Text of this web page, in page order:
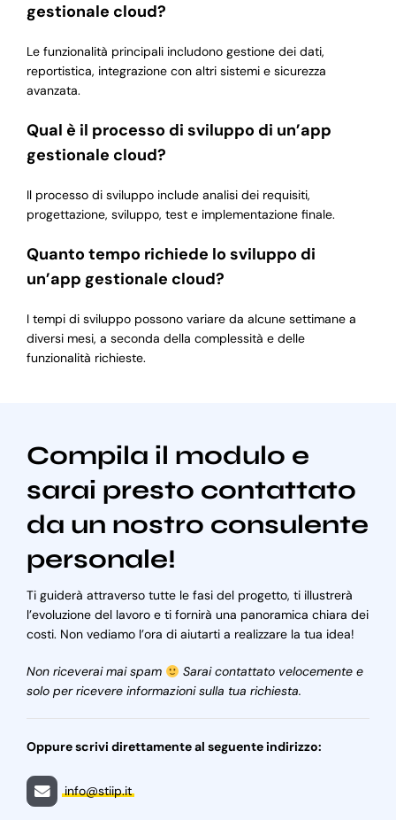
gestionale cloud?
Le funzionalità principali includono gestione dei dati,
reportistica, integrazione con altri sistemi e sicurezza
avanzata.
Qual è il processo di sviluppo di un’app
gestionale cloud?
Il processo di sviluppo include analisi dei requisiti,
progettazione, sviluppo, test e implementazione finale.
Quanto tempo richiede lo sviluppo di
un’app gestionale cloud?
I tempi di sviluppo possono variare da alcune settimane a
diversi mesi, a seconda della complessità e delle
funzionalità richieste.
Compila il modulo e
sarai presto contattato
da un nostro consulente
personale!
Ti guiderà attraverso tutte le fasi del progetto, ti illustrerà
l’evoluzione del lavoro e ti fornirà una panoramica chiara dei
costi. Non vediamo l’ora di aiutarti a realizzare la tua idea!
Non riceverai mai spam
Sarai contattato velocemente e
solo per ricevere informazioni sulla tua richiesta.
Oppure scrivi direttamente al seguente indirizzo:
info@stiip.it